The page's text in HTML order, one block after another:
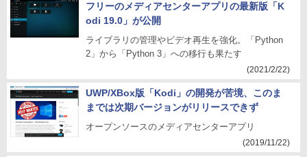
フリーのメディアセンターアプリの最新版「K
odi 19.0」が公開
ライブラリの管理やビデオ再生を強化。「Python
2」から「Python 3」への移行も果たす
(2021/2/22)
UWP/XBox版「Kodi」の開発が苦境、このま
までは次期バージョンがリリースできず
オープンソースのメディアセンターアプリ
(2019/11/22)